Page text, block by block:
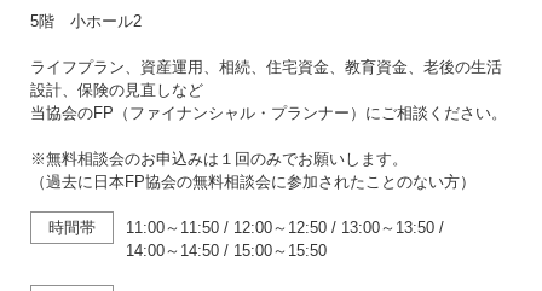
5階 小ホール2
ライフプラン、資産運用、相続、住宅資金、教育資金、老後の生活
設計、保険の見直しなど
当協会のFP（ファイナンシャル・プランナー）にご相談ください。
※無料相談会のお申込みは１回のみでお願いします。
（過去に日本FP協会の無料相談会に参加されたことのない方）
時間帯 11:00～11:50 / 12:00～12:50 / 13:00～13:50 /
14:00～14:50 / 15:00～15:50